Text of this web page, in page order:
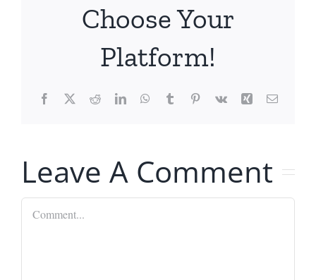
Choose Your
Platform!
Facebook
X RedditLinkedInWhatsApp
TumblrPinterest
Vk Xing Email
Leave A Comment
Comment